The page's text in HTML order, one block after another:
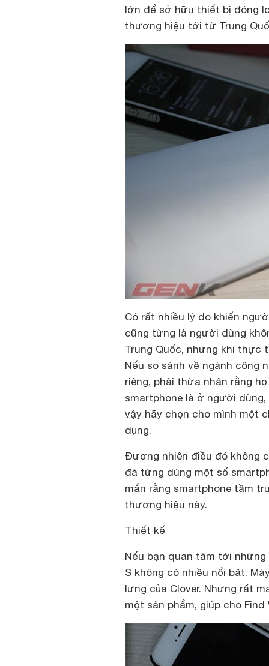
lớn để sở hữu thiết bị đóng
thương hiệu tới từ Trung
Có rất nhiều lý do khiến
cũng từng là người dùng
Trung Quốc, nhưng khi thực
Nếu so sánh về ngành công
riêng, phải thừa nhận rằng
smartphone là ở người
vậy hãy chọn cho mình một
dụng.
Đương nhiên điều đó không
đã từng dùng một số
mắn rằng smartphone tầm
thương hiệu này.
Thiết kế
Nếu bạn quan tâm tới những
S không có nhiều nổi bật.
lưng của Clover. Nhưng rất
một sản phẩm, giúp cho